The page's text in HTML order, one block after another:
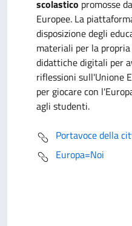
scolastico promosse
Europee. La
disposizione degli
materiali per la
didattiche digitali per
riflessioni sull'Unione
per giocare con
agli studenti.
Portavoce della
Europa=Noi